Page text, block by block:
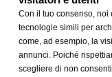
Con il tuo consenso, noi
tecnologie simili per
come, ad esempio, la
annunci. Poiché
scegliere di non